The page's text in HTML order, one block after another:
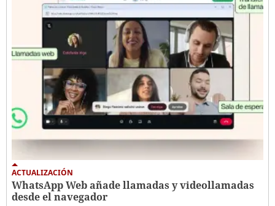
ACTUALIZACIÓN
WhatsApp Web añade llamadas y videollamadas
desde el navegador